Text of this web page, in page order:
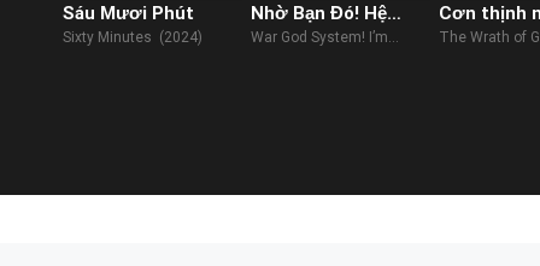
Sáu Mươi Phút
Sixty Minutes (2024)
Nhờ Bạn Đó! Hệ
Thống Chiến Thần
War God System! I’m
Cơn thịnh
Chúa
The Wrath of